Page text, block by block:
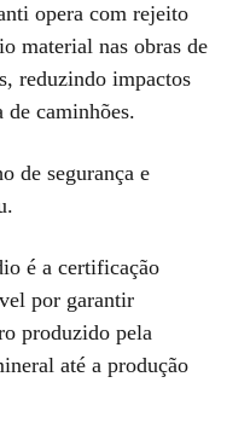
opera com rejeito
material nas obras de
reduzindo impactos
de caminhões.
de segurança e
é a certificação
por garantir
produzido pela
até a produção